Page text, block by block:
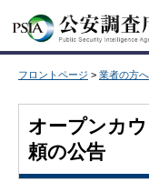
フロントページ > 業者の方へ
オープンカ
頼の公告